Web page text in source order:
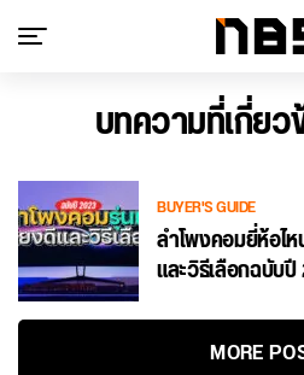
บทความที่เกี่ย
BUYER'S GUIDE
ลำโพงคอมยี่ห้อไ
และวิธีเลือกฉบับ
MORE